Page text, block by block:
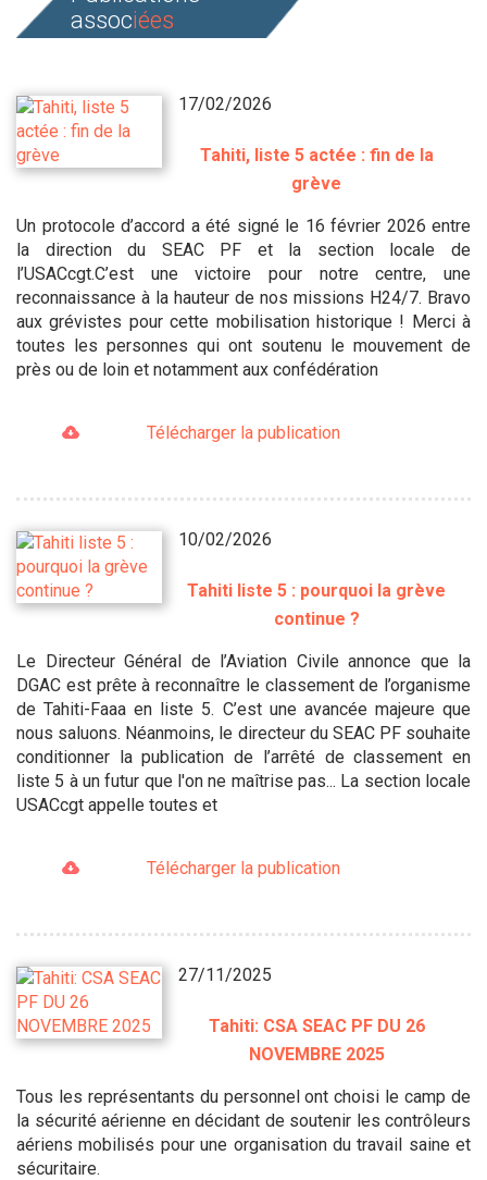
associées
17/02/2026
Tahiti, liste 5 actée : fin de la
grève
Un protocole d’accord a été signé le 16 février 2026 entre
la direction du SEAC PF et la section locale de
l’USACcgt.C’est une victoire pour notre centre, une
reconnaissance à la hauteur de nos missions H24/7. Bravo
aux grévistes pour cette mobilisation historique ! Merci à
toutes les personnes qui ont soutenu le mouvement de
près ou de loin et notamment aux confédération
Télécharger la publication
10/02/2026
Tahiti liste 5 : pourquoi la grève
continue ?
Le Directeur Général de l’Aviation Civile annonce que la
DGAC est prête à reconnaître le classement de l’organisme
de Tahiti-Faaa en liste 5. C’est une avancée majeure que
nous saluons. Néanmoins, le directeur du SEAC PF souhaite
conditionner la publication de l’arrêté de classement en
liste 5 à un futur que l'on ne maîtrise pas... La section locale
USACcgt appelle toutes et
Télécharger la publication
27/11/2025
Tahiti: CSA SEAC PF DU 26
NOVEMBRE 2025
Tous les représentants du personnel ont choisi le camp de
la sécurité aérienne en décidant de soutenir les contrôleurs
aériens mobilisés pour une organisation du travail saine et
sécuritaire.